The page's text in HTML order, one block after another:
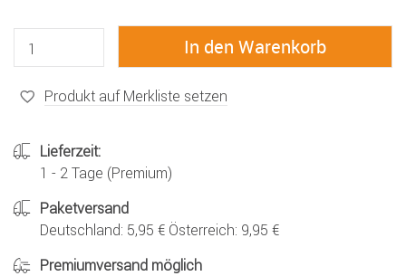
Produkt auf Merkliste setzen
Lieferzeit:
1 - 2 Tage (Premium)
Paketversand
Deutschland: 5,95 € Österreich: 9,95 €
Premiumversand möglich